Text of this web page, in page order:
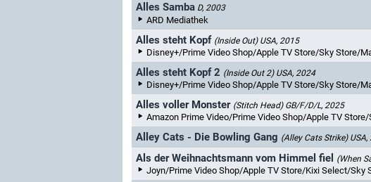
Alles Samba D, 2003
ARD Mediathek
Alles steht Kopf (Inside Out) USA, 2015
Disney+/Prime Video Shop/Apple TV Store/Sky Store/
Alles steht Kopf 2 (Inside Out 2) USA, 2024
Disney+/Prime Video Shop/Apple TV Store/Sky Store/
Alles voller Monster (Stitch Head) GB/F/D/L, 2025
Amazon Prime Video/Prime Video Shop/Apple TV Store/Sky
Alley Cats - Die Bowling Gang (Alley Cats Strike)
Als der Weihnachtsmann vom Himmel fiel (When
Joyn/Prime Video Shop/Apple TV Store/Kixi Select/Sky Store/